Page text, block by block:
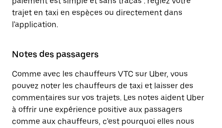
trajet en taxi en espèces ou directement dans
l'application.
Notes des passagers
Comme avec les chauffeurs VTC sur Uber, vous
pouvez noter les chauffeurs de taxi et laisser des
commentaires sur vos trajets. Les notes aident Uber
à offrir une expérience positive aux passagers
comme aux chauffeurs, c'est pourquoi elles nous